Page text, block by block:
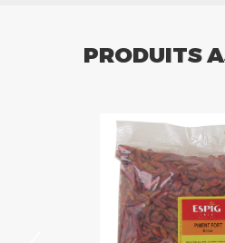
PRODUITS